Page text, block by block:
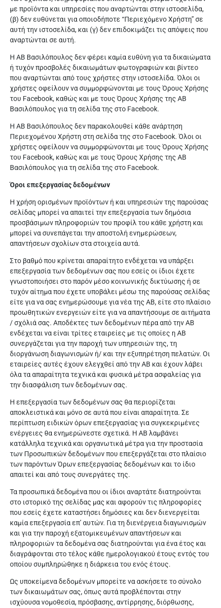
με προϊόντα και υπηρεσίες που αναρτώνται στην ιστοσελίδα,
(β) δεν ευθύνεται για οποιοδήποτε “Περιεχόμενο Χρήστη” σε
αυτή την ιστοσελίδα, και (γ) δεν επιδοκιμάζει τις απόψεις που
αναρτώνται σε αυτή.
Η ΑΒ Βασιλόπουλος δεν φέρει καμία ευθύνη για τα δικαιώματα
ή τυχόν προσβολές δικαιωμάτων φωτογραφιών και βίντεο
που αναρτώνται από τους χρήστες στην ιστοσελίδα. Όλοι οι
χρήστες οφείλουν να συμμορφώνονται με τους Όρους Χρήσης
του Facebook, καθώς και με τους Όρους Χρήσης της ΑΒ
Βασιλόπουλος για τη σελίδα της στο Facebook.
Η ΑΒ Βασιλόπουλος δεν παρακολουθεί κάθε ανάρτηση
Περιεχομένου Χρήστη στη σελίδα της στο Facebook. Όλοι οι
χρήστες οφείλουν να συμμορφώνονται με τους Όρους Χρήσης
του Facebook, καθώς και με τους Όρους Χρήσης της ΑΒ
Βασιλόπουλος για τη σελίδα της στο Facebook.
Όροι επεξεργασίας δεδομένων
Η χρήση ορισμένων προϊόντων ή και υπηρεσιών της παρούσας
σελίδας μπορεί να απαιτεί την επεξεργασία των δημόσια
προσβάσιμων πληροφοριών του προφίλ του κάθε χρήστη και
μπορεί να συνεπάγεται την αποστολή ενημερώσεων,
απαντήσεων σχολίων στα στοιχεία αυτά.
Στο βαθμό που κρίνεται απαραίτητο ενδέχεται να υπάρξει
επεξεργασία των δεδομένων σας που εσείς οι ίδιοι έχετε
γνωστοποιήσει στο παρόν μέσο κοινωνικής δικτύωσης ή σε
τυχόν αίτημα που έχετε υποβάλει μέσω της παρούσας σελίδας
είτε για να σας ενημερώσουμε για νέα της ΑΒ, είτε στο πλαίσιο
προωθητικών ενεργειών είτε για να απαντήσουμε σε αιτήματα
/ σχόλιά σας. Αποδέκτες των δεδομένων πέρα από την ΑΒ
ενδέχεται να είναι τρίτες εταιρείες με τις οποίες η ΑΒ
συνεργάζεται για την παροχή των υπηρεσιών της, τη
διοργάνωση διαγωνισμών ή/ και την εξυπηρέτηση πελατών. Οι
εταιρείες αυτές έχουν ελεγχθεί από την ΑΒ και έχουν λάβει
όλα τα απαραίτητα τεχνικά και φυσικά μέτρα ασφαλείας για
την διασφάλιση των δεδομένων σας.
Η επεξεργασία των δεδομένων σας θα περιορίζεται
αποκλειστικά και μόνο σε αυτά που είναι απαραίτητα. Σε
περίπτωση ειδικών όρων επεξεργασίας για συγκεκριμένες
ενέργειες θα ενημερώνεστε σχετικά. Η ΑΒ λαμβάνει
κατάλληλα τεχνικά και οργανωτικά μέτρα για την προστασία
των Προσωπικών δεδομένων που επεξεργάζεται στο πλαίσιο
των παρόντων Όρων επεξεργασίας δεδομένων και το ίδιο
απαιτεί και από τους συνεργάτες της.
Τα προσωπικά δεδομένα που οι ίδιοι αναρτάτε διατηρούνται
στο ιστορικό της σελίδας μας και αφορούν τις πληροφορίες
που εσείς έχετε καταστήσει δημόσιες και δεν διενεργείται
καμία επεξεργασία επ’ αυτών. Για τη διενέργεια διαγωνισμών
και για την παροχή εξατομικευμένων απαντήσεων και
πληροφοριών τα δεδομένα σας διατηρούνται για ένα έτος και
διαγράφονται στο τέλος κάθε ημερολογιακού έτους εντός του
οποίου συμπληρώθηκε η διάρκεια του ενός έτους.
Ως υποκείμενα δεδομένων μπορείτε να ασκήσετε το σύνολο
των δικαιωμάτων σας, όπως αυτά προβλέπονται στην
ισχύουσα νομοθεσία, πρόσβασης, αντίρρησης, διόρθωσης,